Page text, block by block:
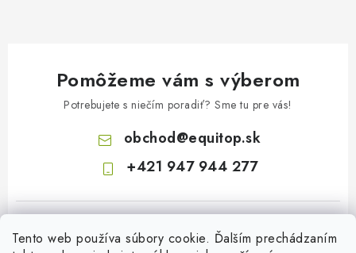
Tento web používa súbory cookie. Ďalším prechádzaním
Pomôžeme vám s výberom
Potrebujete s niečím poradiť? Sme tu pre vás!
obchod@equitop.sk
+421 947 944 277